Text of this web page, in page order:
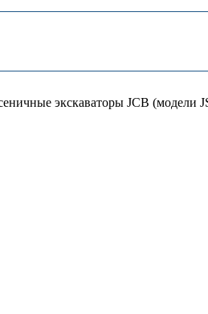
экскаваторы JCB (модели